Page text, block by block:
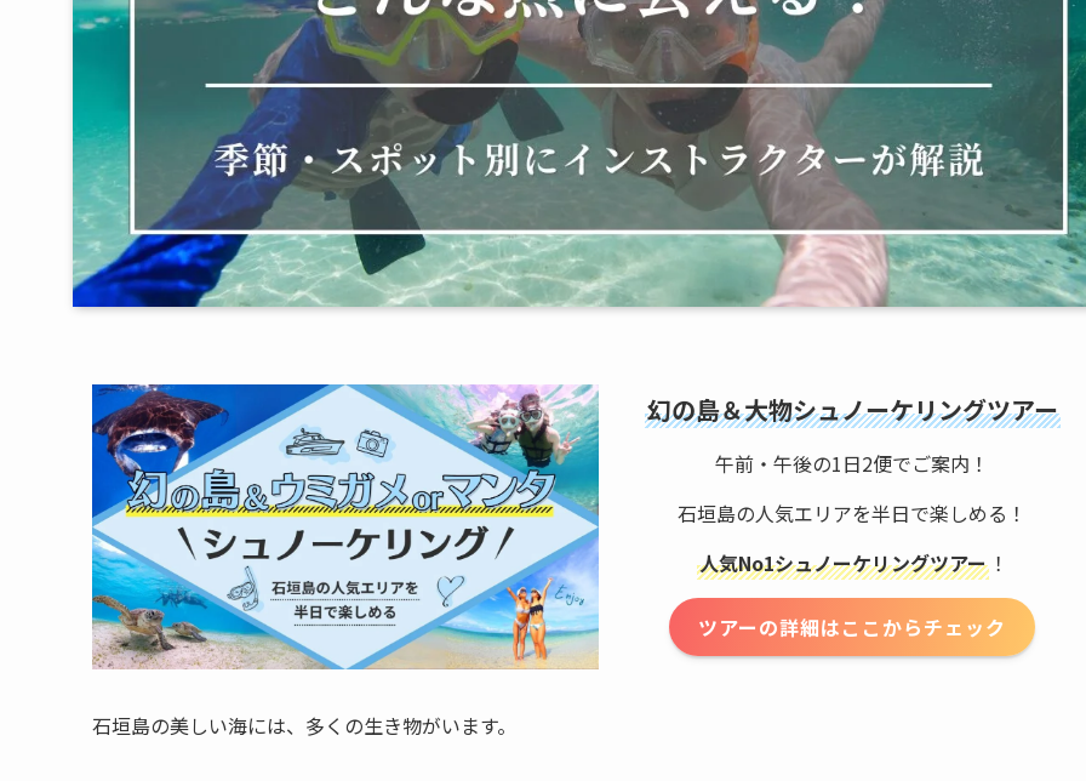
幻の島＆大物シュノーケリングツアー
午前・午後の1日2便でご案内！
石垣島の人気エリアを半日で楽しめる！
人気No1シュノーケリングツアー！
ツアーの詳細はここからチェック
石垣島の美しい海には、多くの生き物がいます。